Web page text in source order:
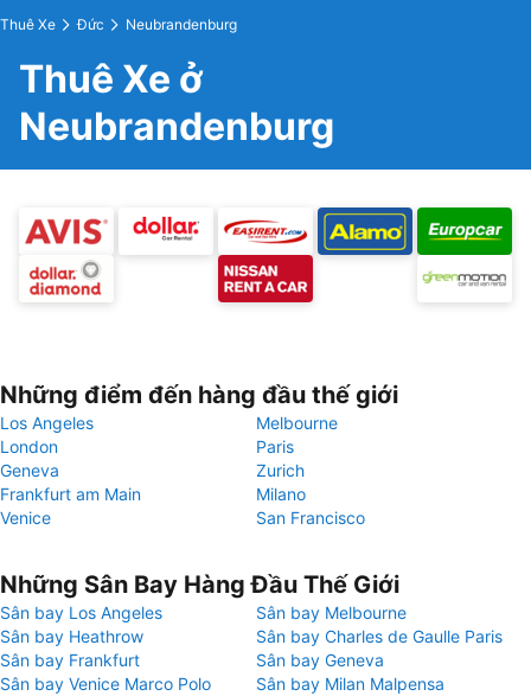
Thuê Xe Đức Neubrandenburg
Thuê Xe ở
Neubrandenburg
Những điểm đến hàng đầu thế giới
Los Angeles
Melbourne
London
Paris
Geneva
Zurich
Frankfurt am Main
Milano
Venice
San Francisco
Những Sân Bay Hàng Đầu Thế Giới
Sân bay Los Angeles
Sân bay Melbourne
Sân bay Heathrow
Sân bay Charles de Gaulle Paris
Sân bay Frankfurt
Sân bay Geneva
Sân bay Venice Marco Polo
Sân bay Milan Malpensa